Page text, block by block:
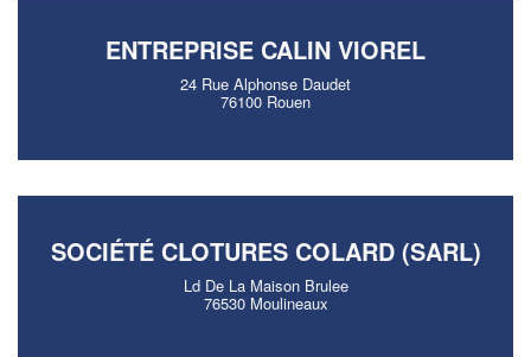
ENTREPRISE CALIN VIOREL
24 Rue Alphonse Daudet
76100 Rouen
SOCIÉTÉ CLOTURES COLARD (SARL)
Ld De La Maison Brulee
76530 Moulineaux